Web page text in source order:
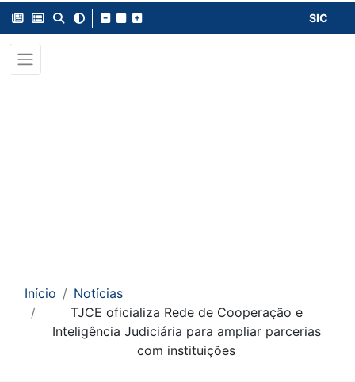
SIC
Início
Notícias
TJCE oficializa Rede de Cooperação e
Inteligência Judiciária para ampliar parcerias
com instituições